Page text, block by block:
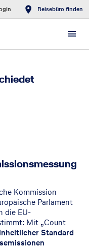
Reisebüro finden
Kommission
Parlament
die EU-
Mit „Count
Standard